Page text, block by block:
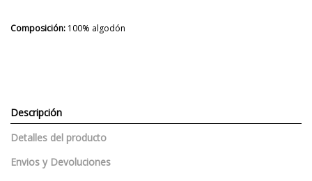
Composición: 100% algodón
Descripción
Detalles del producto
Envios y Devoluciones